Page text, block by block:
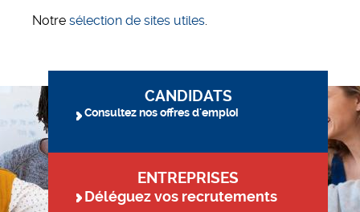
Notre sélection de sites utiles
CANDIDATS
Consultez nos offres d'emploi
ENTREPRISES
Déléguez vos recrutements